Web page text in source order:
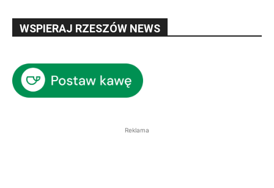
WSPIERAJ RZESZÓW NEWS
Reklama